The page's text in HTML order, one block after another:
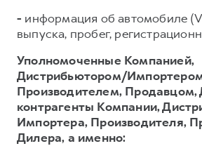
- информация об автомобиле
выпуска, пробег,
Уполномоченные Компанией,
Дистрибьютором/
Производителем, Продавцом,
контрагенты Компании,
Импортера, Производителя,
Дилера, а именно: